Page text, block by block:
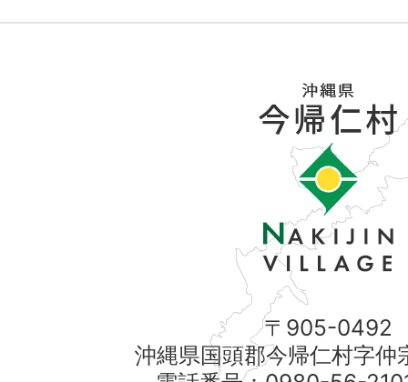
〒905-0492
沖縄県国頭郡今帰仁村字仲